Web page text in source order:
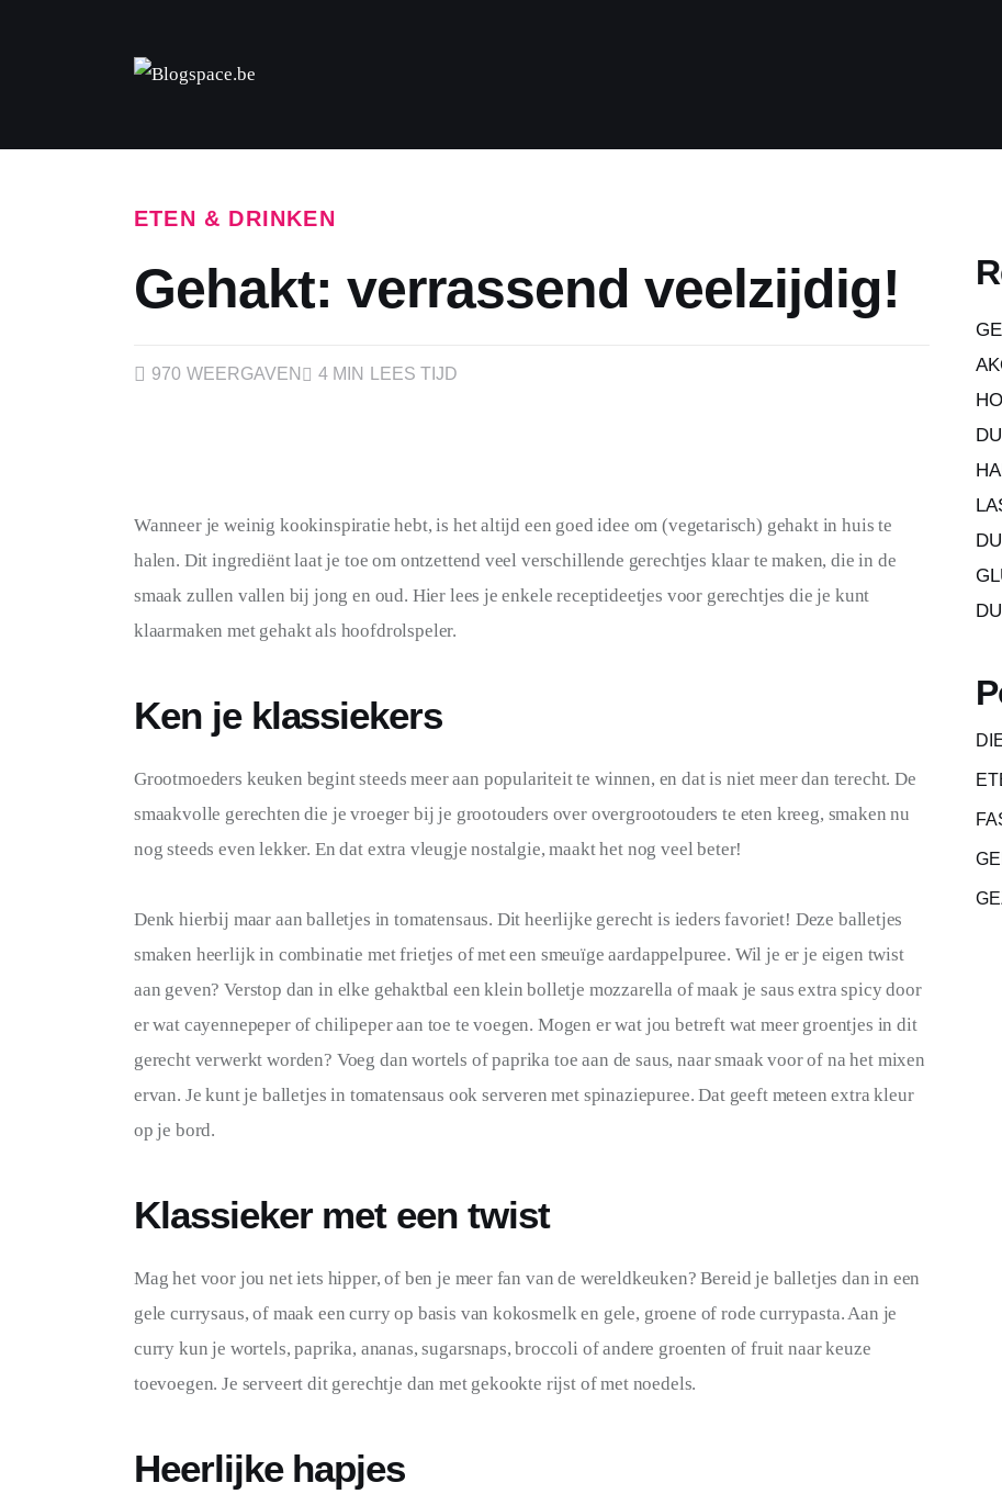
ETEN & DRINKEN
Gehakt: verrassend veelzijdig!
970 WEERGAVEN 4 MIN LEES TIJD
Wanneer je weinig kookinspiratie hebt, is het altijd een goed idee om (vegetarisch) gehakt in huis te
halen. Dit ingrediënt laat je toe om ontzettend veel verschillende gerechtjes klaar te maken, die in de
smaak zullen vallen bij jong en oud. Hier lees je enkele receptideetjes voor gerechtjes die je kunt
klaarmaken met gehakt als hoofdrolspeler.
Ken je klassiekers
Grootmoeders keuken begint steeds meer aan populariteit te winnen, en dat is niet meer dan terecht. De
smaakvolle gerechten die je vroeger bij je grootouders over overgrootouders te eten kreeg, smaken nu
nog steeds even lekker. En dat extra vleugje nostalgie, maakt het nog veel beter!
Denk hierbij maar aan balletjes in tomatensaus. Dit heerlijke gerecht is ieders favoriet! Deze balletjes
smaken heerlijk in combinatie met frietjes of met een smeuïge aardappelpuree. Wil je er je eigen twist
aan geven? Verstop dan in elke gehaktbal een klein bolletje mozzarella of maak je saus extra spicy door
er wat cayennepeper of chilipeper aan toe te voegen. Mogen er wat jou betreft wat meer groentjes in dit
gerecht verwerkt worden? Voeg dan wortels of paprika toe aan de saus, naar smaak voor of na het mixen
ervan. Je kunt je balletjes in tomatensaus ook serveren met spinaziepuree. Dat geeft meteen extra kleur
op je bord.
Klassieker met een twist
Mag het voor jou net iets hipper, of ben je meer fan van de wereldkeuken? Bereid je balletjes dan in een
gele currysaus, of maak een curry op basis van kokosmelk en gele, groene of rode currypasta. Aan je
curry kun je wortels, paprika, ananas, sugarsnaps, broccoli of andere groenten of fruit naar keuze
toevoegen. Je serveert dit gerechtje dan met gekookte rijst of met noedels.
Heerlijke hapjes